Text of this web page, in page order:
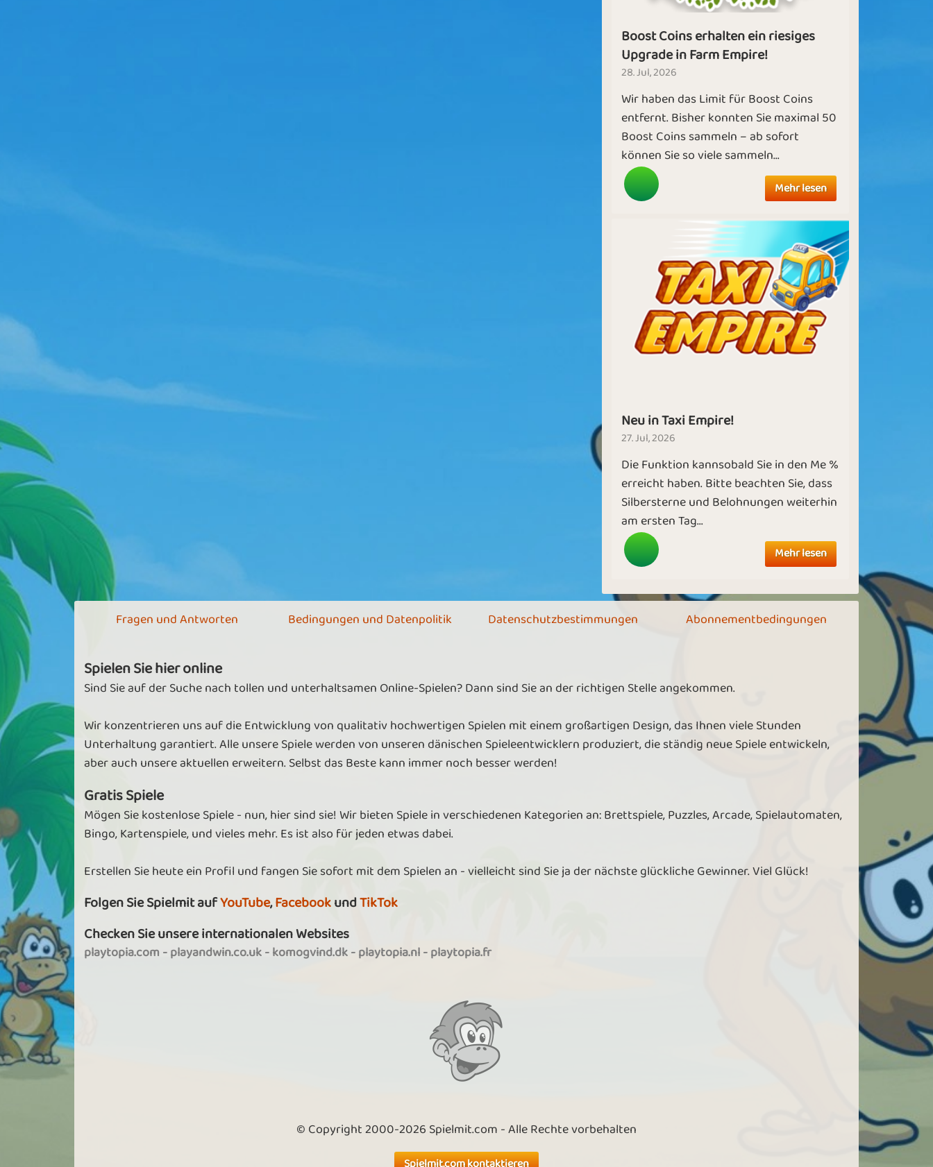
Boost Coins erhalten ein riesiges
Upgrade in Farm Empire!
28. Jul, 2026
Wir haben das Limit für Boost Coins
entfernt. Bisher konnten Sie maximal 50
Boost Coins sammeln – ab sofort
können Sie so viele sammeln...
Mehr lesen
Neu in Taxi Empire!
27. Jul, 2026
Die Funktion kannsobald Sie in den Me %
erreicht haben. Bitte beachten Sie, dass
Silbersterne und Belohnungen weiterhin
am ersten Tag...
Mehr lesen
Fragen und Antworten Bedingungen und Datenpolitik Datenschutzbestimmungen Abonnementbedingungen
Spielen Sie hier online
Sind Sie auf der Suche nach tollen und unterhaltsamen Online-Spielen? Dann sind Sie an der richtigen Stelle angekommen.
Wir konzentrieren uns auf die Entwicklung von qualitativ hochwertigen Spielen mit einem großartigen Design, das Ihnen viele Stunden
Unterhaltung garantiert. Alle unsere Spiele werden von unseren dänischen Spieleentwicklern produziert, die ständig neue Spiele entwickeln,
aber auch unsere aktuellen erweitern. Selbst das Beste kann immer noch besser werden!
Gratis Spiele
Mögen Sie kostenlose Spiele - nun, hier sind sie! Wir bieten Spiele in verschiedenen Kategorien an: Brettspiele, Puzzles, Arcade, Spielautomaten,
Bingo, Kartenspiele, und vieles mehr. Es ist also für jeden etwas dabei.
Erstellen Sie heute ein Profil und fangen Sie sofort mit dem Spielen an - vielleicht sind Sie ja der nächste glückliche Gewinner. Viel Glück!
Folgen Sie Spielmit aufYouTube,FacebookundTikTok
Checken Sie unsere internationalen Websites
playtopia.com -playandwin.co.uk-komogvind.dk-playtopia.nl-playtopia.fr
© Copyright 2000-2026 Spielmit.com - Alle Rechte vorbehalten